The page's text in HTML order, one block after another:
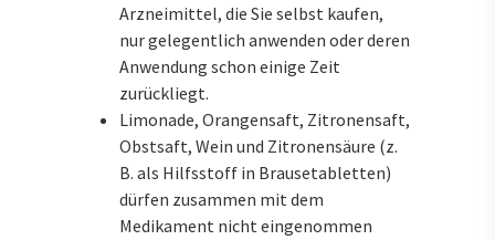
Arzneimittel, die Sie selbst kaufen,
nur gelegentlich anwenden oder deren
Anwendung schon einige Zeit
zurückliegt.
Limonade, Orangensaft, Zitronensaft,
Obstsaft, Wein und Zitronensäure (z.
B. als Hilfsstoff in Brausetabletten)
dürfen zusammen mit dem
Medikament nicht eingenommen